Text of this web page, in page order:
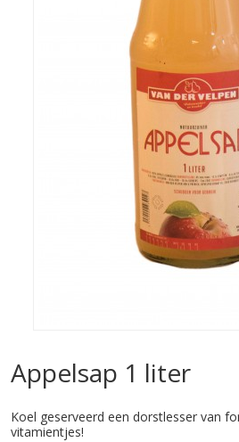
Appelsap 1 liter
Koel geserveerd een dorstlesser van
vitamientjes!